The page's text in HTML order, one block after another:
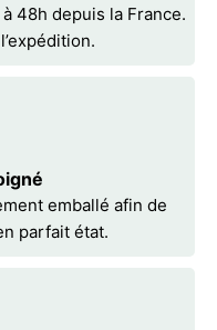
48h depuis la France.
emballé afin de
parfait état.